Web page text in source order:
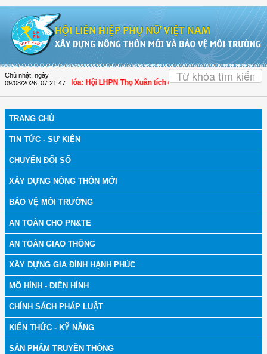
Chủ nhật, ngày
09/08/2026 07:21:48
bệnh | Thanh Hóa: Hội LHPN Thọ Xuân tích cực góp phần nâng cao tỷ lệ
TRANG CHỦ
TIN TỨC - SỰ KIỆN
CHUYỂN ĐỔI SỐ
XÂY DỰNG NÔNG THÔN MỚI
BẢO VỆ MÔI TRƯỜNG
AN TOÀN CHO PN&TE
AN TOÀN GIAO THÔNG
XÂY DỰNG GIA ĐÌNH HẠNH PHÚC
MÔ HÌNH - ĐIỂN HÌNH
CHÍNH SÁCH PHÁP LUẬT
KIẾN THỨC - KỸ NĂNG
SẢN PHẨM TRUYỀN THÔNG
OK